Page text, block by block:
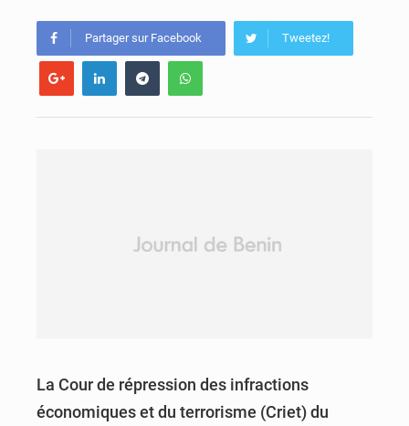
Partager sur Facebook Tweetez!
La Cour de répression des infractions
économiques et du terrorisme (Criet) du